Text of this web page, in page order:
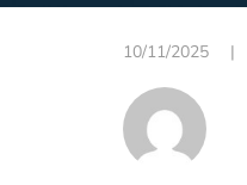
10/11/2025|